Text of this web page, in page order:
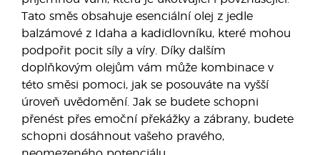
Tato směs obsahuje esenciální olej z jedle
balzámové z Idaha a kadidlovníku, které mohou
podpořit pocit síly a víry. Díky dalším
doplňkovým olejům vám může kombinace v
této směsi pomoci, jak se posouváte na vyšší
úroveň uvědomění. Jak se budete schopni
přenést přes emoční překážky a zábrany, budete
schopni dosáhnout vašeho pravého,